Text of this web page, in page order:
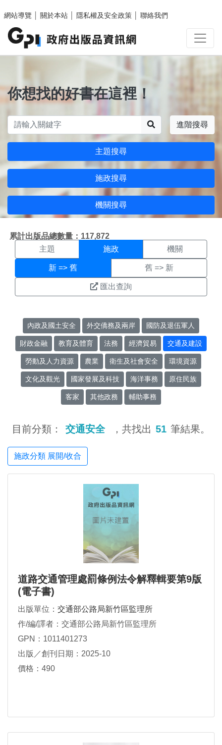
網站導覽
關於本站 隱私權及安全政策 聯絡我們
你想找的好書在這裡！
進階搜尋
主題搜尋
施政搜尋
機關搜尋
累計出版品總數量：117,872
施政搜尋結果頁面
主題 施政 機關
新 => 舊 舊 => 新
匯出查詢
內政及國土安全 外交僑務及兩岸 國防及退伍軍人
財政金融 教育及體育 法務 經濟貿易 交通及建設
勞動及人力資源 農業 衛生及社會安全 環境資源
文化及觀光 國家發展及科技 海洋事務 原住民族
客家 其他政務 輔助事務
目前分類： 交通安全 ，共找出 51 筆結果。
施政分類 展開/收合
道路交通管理處罰條例法令解釋輯要第9版
(電子書)
出版單位： 交通部公路局新竹區監理所
作/編/譯者：交通部公路局新竹區監理所
GPN：1011401273
出版／創刊日期：2025-10
價格：490